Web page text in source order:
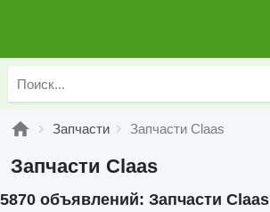
Запчасти Запчасти Claas
Запчасти Claas
5870 объявлений: Запчасти Claas